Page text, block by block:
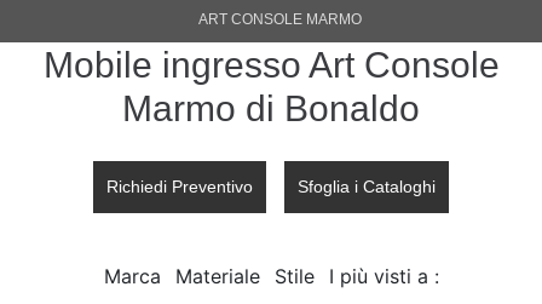
ART CONSOLE MARMO
Mobile ingresso Art Console
Marmo di Bonaldo
Richiedi Preventivo Sfoglia i Cataloghi
Marca Materiale Stile I più visti a :